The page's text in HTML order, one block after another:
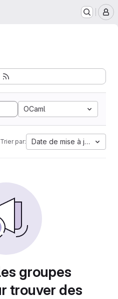
OCaml
Trier par: Date de mise à jour
groupes
trouver des